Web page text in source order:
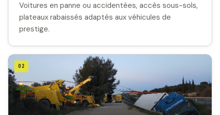
Voitures en panne ou accidentées, accès sous-sols,
plateaux rabaissés adaptés aux véhicules de
prestige.
02